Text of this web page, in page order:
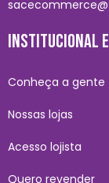
INSTITUCIONAL
Conheça a gente
Nossas lojas
Acesso lojista
Quero revender